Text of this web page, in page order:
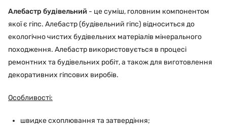
Алебастр будівельний - це суміш, головним компонентом
якої є гіпс. Алебастр (будівельний гіпс) відноситься до
екологічно чистих будівельних матеріалів мінерального
походження. Алебастр використовується в процесі
ремонтних та будівельних робіт, а також для виготовлення
декоративних гіпсових виробів.
Особливості:
швидке схоплювання та затвердіння;